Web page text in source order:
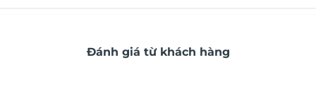
Đánh giá từ khách hàng